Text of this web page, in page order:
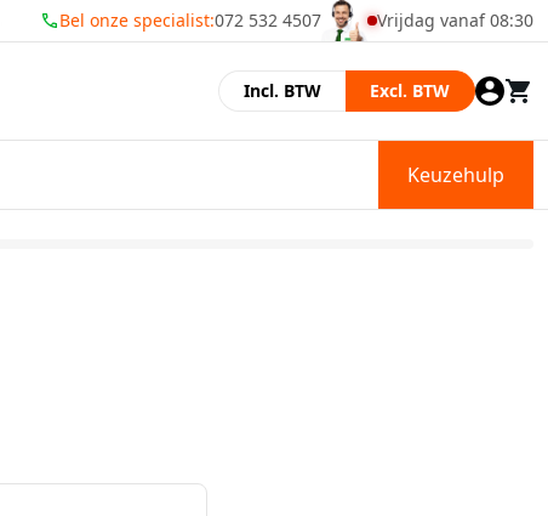
Bel onze specialist:072 532 4507
Momenteel zijn wij
Vrijdag vanaf 08:30
Incl. BTW Excl. BTW
Keuzehulp